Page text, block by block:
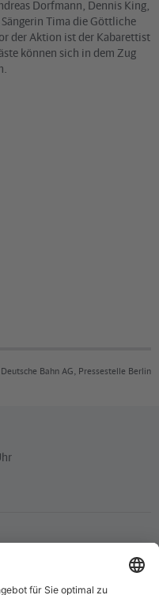
Dorfmann, Dennis King,
Tima die Göttliche
der Aktion ist der Kabarettist
können sich in dem Zug
Deutsche Bahn AG, Pressestelle Berlin
für unterwegs